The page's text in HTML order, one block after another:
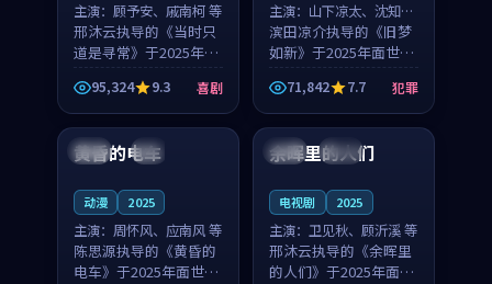
主演： 顾予安、戚南柯 等
邢沐云执导的《当时只
道是寻常》于2025年面
世，泰国的城市气质与
母女情深的人物心境共
同构筑了影片基调。顾
予安、戚南柯用细腻的
表演撑起整部喜剧电
95,324 9.3 喜剧
主演： 山下凉太、沈知韵
等
滨田凉介执导的《旧梦
如新》于2025年面世，
中国台湾的城市气质与
异国相遇的人物心境共
同构筑了影片基调。山
下凉太、沈知韵用细腻
的表演撑起整部犯罪
71,842 7.7 犯罪
日本 4K
黄昏的电车
动漫 2025
主演： 周怀风、应南风 等
陈思源执导的《黄昏的
电车》于2025年面世，
泰国 完结
余晖里的人们
电视剧 2025
主演： 卫见秋、顾沂溪 等
邢沐云执导的《余晖里
的人们》于2025年面